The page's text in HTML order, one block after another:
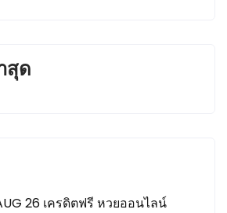
สุด
26 เครดิตฟรี หวยออนไลน์